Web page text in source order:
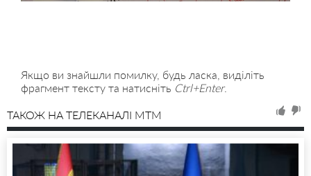
Якщо ви знайшли помилку, будь ласка, виділіть
фрагмент тексту та натисніть Ctrl+Enter.
ТАКОЖ НА ТЕЛЕКАНАЛІ MTM